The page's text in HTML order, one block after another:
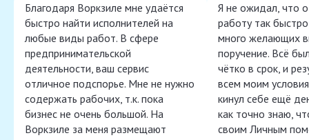
Благодаря Воркзиле мне удаётся
быстро найти исполнителей на
любые виды работ. В сфере
предпринимательской
деятельности, ваш сервис
отличное подспорье. Мне не нужно
содержать рабочих, т.к. пока
бизнес не очень большой. На
Воркзиле за меня размещают
Я не ожидал, что
работу так
много желающих
поручение. Всё
чётко в срок, и
всем моим
кинул себе ещё
как точно знаю,
своим Личным